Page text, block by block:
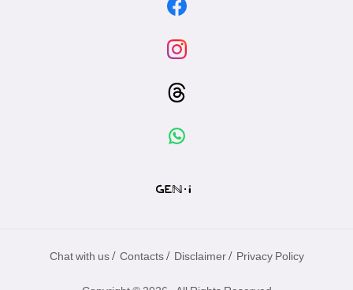
Chat with us / Contacts / Disclaimer / Privacy Policy